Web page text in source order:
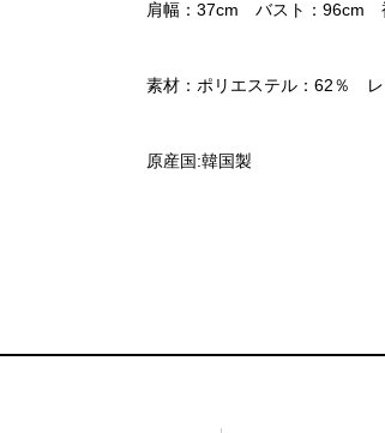
肩幅：37cm バスト：96cm
素材：ポリエステル：62％
原産国:韓国製